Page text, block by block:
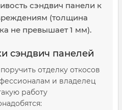
сэндвич панели к
(толщина
не превышает 1 мм).
сэндвич панелей
отделку откосов
и владелец
работу